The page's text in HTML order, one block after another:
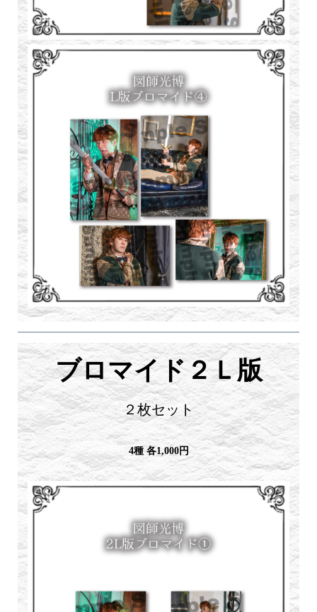
ブロマイド２Ｌ版
２枚セット
4種 各1,000円